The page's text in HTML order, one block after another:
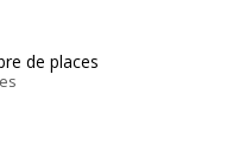
de places